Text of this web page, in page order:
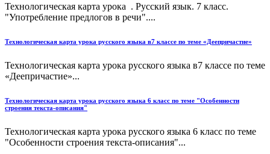
Технологическая карта урока . Русский язык. 7 класс.
"Употребление предлогов в речи"....
Технологическая карта урока русского языка в7 классе по теме «Деепричастие»
Технологическая карта урока русского языка в7 классе по теме
«Деепричастие»...
Технологическая карта урока русского языка 6 класс по теме "Особенности
строения текста-описания"
Технологическая карта урока русского языка 6 класс по теме
"Особенности строения текста-описания"...